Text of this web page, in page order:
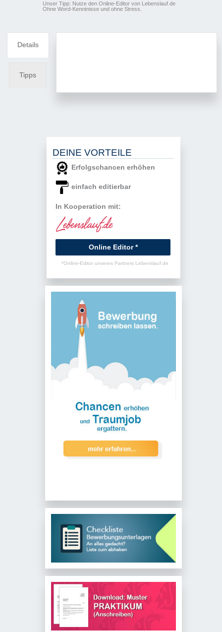
Unser Tipp: Nutze den Online-Editor von Lebenslauf.de
Ohne Word-Kenntnisse und ohne Stress.
Details
Tipps
DEINE VORTEILE
Erfolgschancen erhöhen
einfach editierbar
In Kooperation mit:
Online Editor *
*Online-Editor unseres Partners Lebenslauf.de